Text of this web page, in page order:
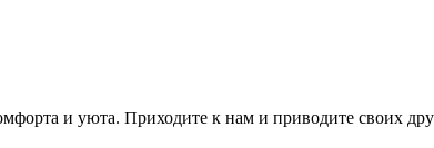
и уюта. Приходите к нам и приводите своих